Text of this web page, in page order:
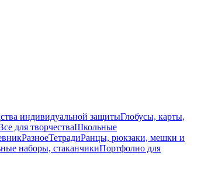
индивидуальной защитыГлобусы, карты,
для творчестваШкольные
РазноеТетрадиРанцы, рюкзаки, мешки и
наборы, стаканчикиПортфолио для